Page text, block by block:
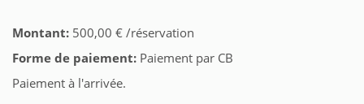
Montant: 500,00 € /réservation
Forme de paiement: Paiement par CB
Paiement à l'arrivée.